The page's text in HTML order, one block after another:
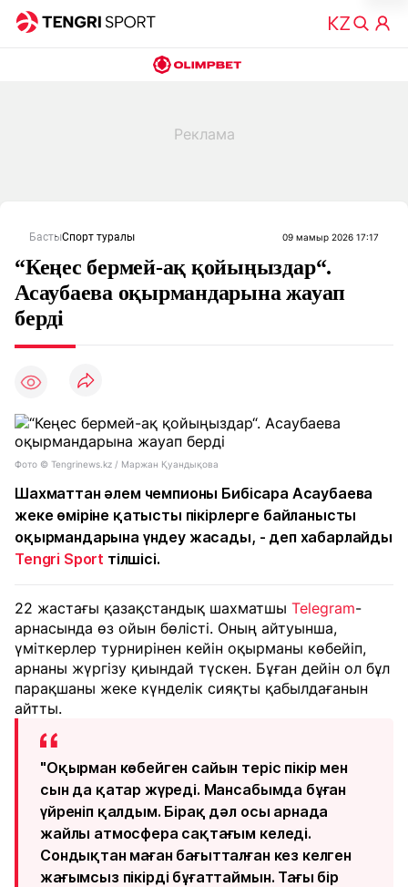
БастыСпорт туралы 09 мамыр 2026 17:17
“Кеңес бермей-ақ қойыңыздар“.
Асаубаева оқырмандарына жауап
берді
Фото © Tengrinews.kz / Маржан Қуандықова
Шахматтан әлем чемпионы Бибісара Асаубаева
жеке өміріне қатысты пікірлерге байланысты
оқырмандарына үндеу жасады, - деп хабарлайды
Tengri Sport тілшісі.
22 жастағы қазақстандық шахматшы Telegram-
арнасында өз ойын бөлісті. Оның айтуынша,
үміткерлер турнирінен кейін оқырманы көбейіп,
арнаны жүргізу қиындай түскен. Бұған дейін ол бұл
парақшаны жеке күнделік сияқты қабылдағанын
айтты.
"Оқырман көбейген сайын теріс пікір мен
сын да қатар жүреді. Мансабымда бұған
үйреніп қалдым. Бірақ дәл осы арнада
жайлы атмосфера сақтағым келеді.
Сондықтан маған бағытталған кез келген
жағымсыз пікірді бұғаттаймын. Тағы бір